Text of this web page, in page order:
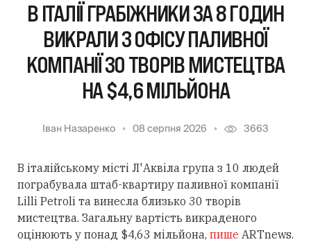
В ІТАЛІЇ ГРАБІЖНИКИ ЗА 8 ГОДИН
ВИКРАЛИ З ОФІСУ ПАЛИВНОЇ
КОМПАНІЇ 30 ТВОРІВ МИСТЕЦТВА
НА $4,6 МІЛЬЙОНА
Іван Назаренко 08 серпня 2026 3663
В італійському місті Л'Аквіла група з 10 людей
пограбувала штаб-квартиру паливної компанії
Lilli Petroli та винесла близько 30 творів
мистецтва. Загальну вартість викраденого
оцінюють у понад $4,63 мільйона, пише ARTnews.